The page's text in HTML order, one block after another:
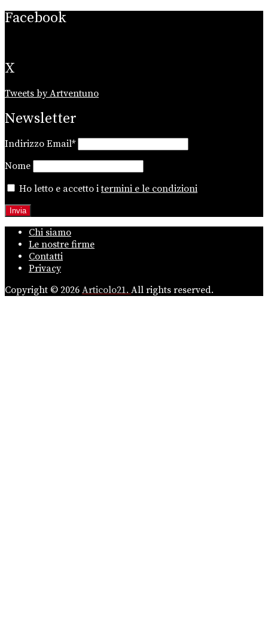
Facebook
X
Tweets by Artventuno
Newsletter
Indirizzo Email*
Nome
Ho letto e accetto itermini e le condizioni
Chi siamo
Le nostre firme
Contatti
Privacy
Copyright © 2026 Articolo21. All rights reserved.